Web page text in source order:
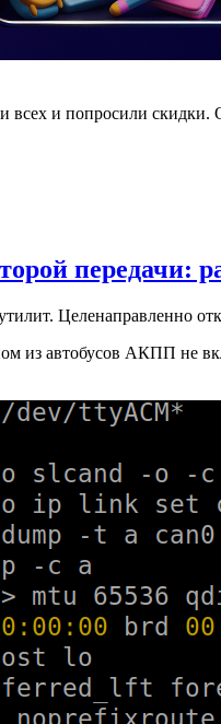
и попросили скидки.
передачи:
Целенаправленно
из автобусов АКПП не